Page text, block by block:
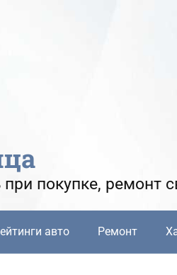
покупке, ремонт
авто Ремонт